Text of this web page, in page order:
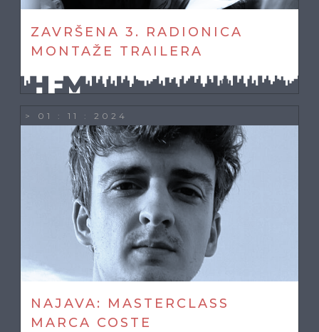
ZAVRŠENA 3. RADIONICA
MONTAŽE TRAILERA
> 01 : 11 : 2024
NAJAVA: MASTERCLASS
MARCA COSTE